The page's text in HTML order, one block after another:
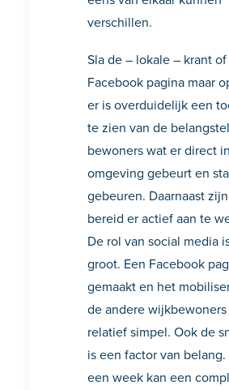
verschillen.
Sla de – lokale – krant of
Facebook pagina maar
er is overduidelijk een
te zien van de
bewoners wat er direct
omgeving gebeurt en
gebeuren. Daarnaast
bereid er actief aan te
De rol van social media
groot. Een Facebook
gemaakt en het
de andere
relatief simpel. Ook de
is een factor van
een week kan een